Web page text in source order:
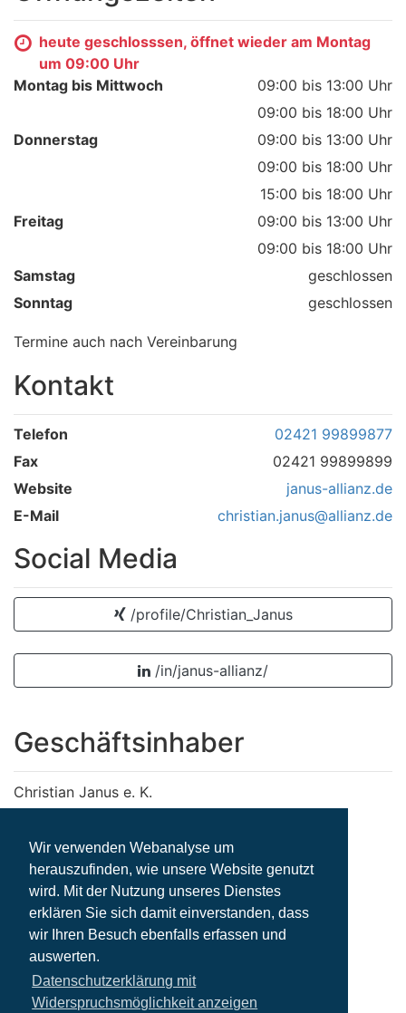
Wir verwenden Webanalyse um
herauszufinden, wie unsere Website genutzt
wird. Mit der Nutzung unseres Dienstes
erklären Sie sich damit einverstanden, dass
wir Ihren Besuch ebenfalls erfassen und
auswerten.
Datenschutzerklärung mit
Widerspruchsmöglichkeit anzeigen
heute geschlosssen, öffnet wieder am Montag
um 09:00 Uhr
Montag bis Mittwoch
09:00 bis 13:00 Uhr
09:00 bis 18:00 Uhr
Donnerstag
09:00 bis 13:00 Uhr
09:00 bis 18:00 Uhr
15:00 bis 18:00 Uhr
Freitag
09:00 bis 13:00 Uhr
09:00 bis 18:00 Uhr
Samstag
geschlossen
Sonntag
geschlossen
Termine auch nach Vereinbarung
Kontakt
Telefon
02421 99899877
Fax
02421 99899899
Website
janus-allianz.de
E-Mail
christian.janus@allianz.de
Social Media
/profile/Christian_Janus
/in/janus-allianz/
Geschäftsinhaber
Christian Janus e. K.
Christian Janus
Schützenstraße 12
52351 Düren
Deutschland
Telefon: +49 2421 99899877
Fax: +49 2421 99899899
E-Mail: christian.janus@allianz.de